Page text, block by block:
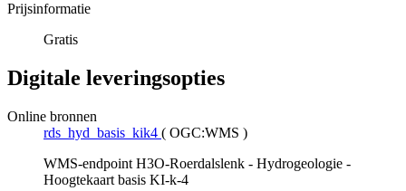
Prijsinformatie
Gratis
Digitale leveringsopties
Online bronnen
rds_hyd_basis_kik4 ( OGC:WMS )
WMS-endpoint H3O-Roerdalslenk - Hydrogeologie -
Hoogtekaart basis KI-k-4